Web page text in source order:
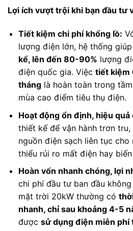
Lợi ích vượt trội khi bạn đầu tư
Tiết kiệm chi phí khổng lồ:
lượng điện lớn, hệ thống
kể, lên đến 80-90% lượng
điện quốc gia. Việc tiết kiệm
thánglà hoàn toàn trong
mùa cao điểm tiêu thụ điện.
Hoạt động ổn định, hiệu quả
thiết kế để vận hành trơn
nguồn điện sạch liên tục
thiểu rủi ro mất điện hay
Hoàn vốn nhanh chóng, lợi
chi phí đầu tư ban đầu
mặt trời 20kW thường có
nhanh, chỉ sau khoảng 4-5
được sử dụng điện miễn